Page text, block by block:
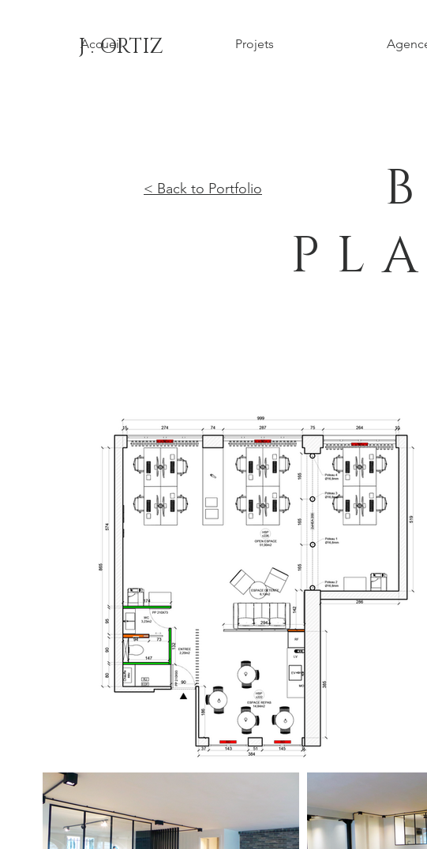
J . ORTIZ
Accueil Projets
< Back to Portfolio